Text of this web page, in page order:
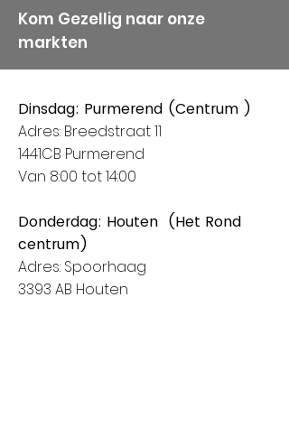
Kom Gezellig naar onze
markten
Dinsdag: Purmerend (Centrum )
Adres: Breedstraat 11
1441CB Purmerend
Van 8:00 tot 14:00
Donderdag: Houten (Het Rond
centrum)
Adres: Spoorhaag
3393 AB Houten